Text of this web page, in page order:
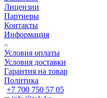
Лицензии
Партнеры
Контакты
Информация
Условия оплаты
Условия доставки
Гарантия на товар
Политика
+7 700 750 57 05